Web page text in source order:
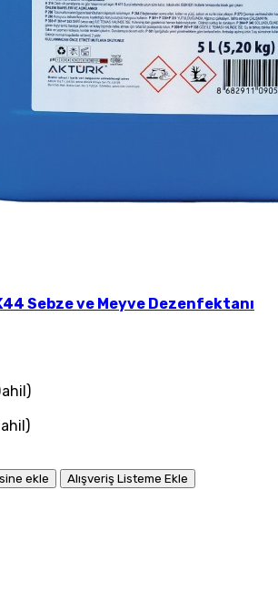
Sebze ve Meyve Dezenfektanı
ekle
Alışveriş Listeme Ekle